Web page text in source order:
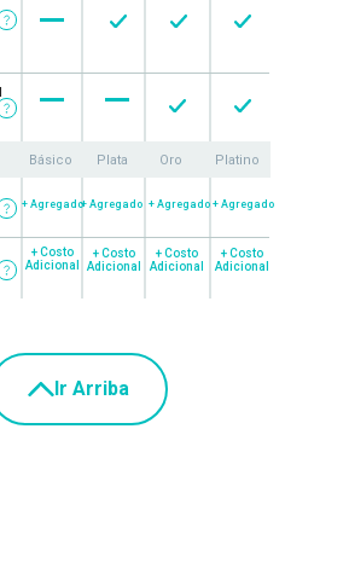
+ Agregado + Agregado
+ Costo
Adicional
+ Costo
Adicional
Básico Plata Oro Platino
+ Costo
Adicional
+ Costo
Adicional
+ Agregado
+ Agregado
Ir Arriba